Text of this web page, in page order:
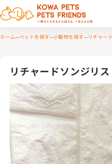
ホーム ペットを探す 小動物を探す リチャー
リチャードソンジリス